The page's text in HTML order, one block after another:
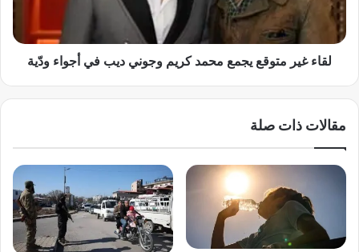
ض
د
ف
ف
ت
و
ر
م
ت
ج
م
ك
لقاء غير متوقع يجمع محمد كريم وجوني ديب في أجواء ودّية
مقالات ذات صلة